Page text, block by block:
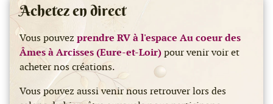
Achetez en direct
Vous pouvez prendre RV à l'espace Au coeur des
Âmes à Arcisses (Eure-et-Loir)pour venir voir et
acheter nos créations.
Vous pouvez aussi venir nous retrouver lors des